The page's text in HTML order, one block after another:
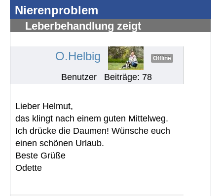
Nierenproblem
Leberbehandlung zeigt
O.Helbig Offline
Benutzer Beiträge: 78
Lieber Helmut,
das klingt nach einem guten Mittelweg.
Ich drücke die Daumen! Wünsche euch
einen schönen Urlaub.
Beste Grüße
Odette